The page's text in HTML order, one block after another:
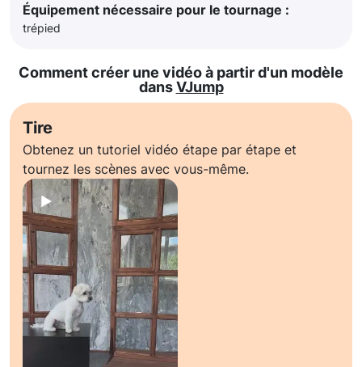
Équipement nécessaire pour le tournage :
trépied
Comment créer une vidéo à partir d'un modèle
dansVJump
Tire
Obtenez un tutoriel vidéo étape par étape et
tournez les scènes avec vous-même.